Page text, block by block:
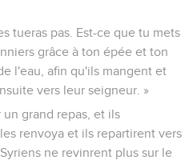
tueras pas. Est-ce que tu mets
grâce à ton épée et ton
l'eau, afin qu'ils mangent et
vers leur seigneur. »
grand repas, et ils
renvoya et ils repartirent vers
ne revinrent plus sur le